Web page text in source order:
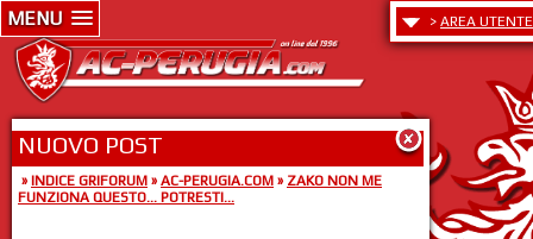
MENU > AREA UTENTE
NUOVO POST
» INDICE GRIFORUM » AC-PERUGIA.COM » ZAKO NON ME
FUNZIONA QUESTO... POTRESTI...